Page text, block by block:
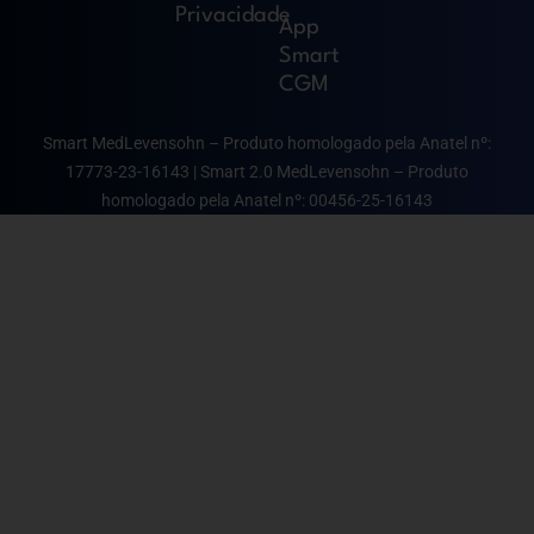
Privacidade
App
Smart
CGM
Smart MedLevensohn – Produto homologado pela Anatel nº:
17773-23-16143 | Smart 2.0 MedLevensohn – Produto
homologado pela Anatel nº: 00456-25-16143